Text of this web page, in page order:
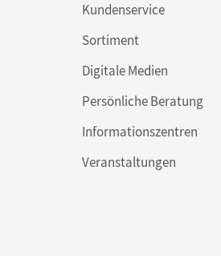
Kundenservice
Sortiment
Digitale Medien
Persönliche Beratung
Informationszentren
Veranstaltungen